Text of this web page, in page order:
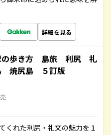
詳細を見る
の歩き方 島旅 利尻 礼
焼尻島 ５訂版
れた利尻・礼文の魅力を１